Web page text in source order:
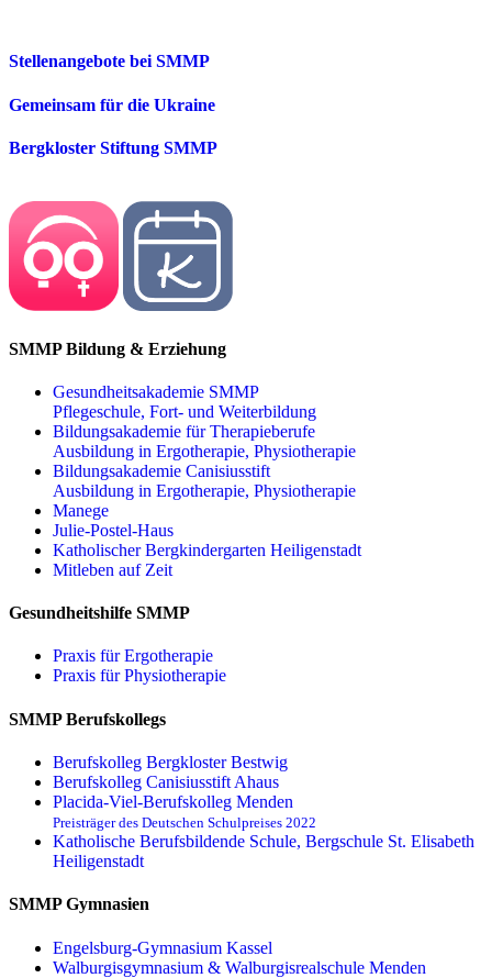
Stellenangebote bei SMMP
Gemeinsam für die Ukraine
Bergkloster Stiftung SMMP
SMMP Bildung & Erziehung
Gesundheitsakademie SMMP
Pflegeschule, Fort- und Weiterbildung
Bildungsakademie für Therapieberufe
Ausbildung in Ergotherapie, Physiotherapie
Bildungsakademie Canisiusstift
Ausbildung in Ergotherapie, Physiotherapie
Manege
Julie-Postel-Haus
Katholischer Bergkindergarten Heiligenstadt
Mitleben auf Zeit
Gesundheitshilfe SMMP
Praxis für Ergo­therapie
Praxis für Physio­therapie
SMMP Berufskollegs
Berufskolleg Bergkloster Bestwig
Berufskolleg Canisiusstift Ahaus
Placida-Viel-Berufskolleg Menden
Preisträger des Deutschen Schulpreises 2022
Katholische Berufsbildende Schule, Bergschule St. Elisabeth
Heiligenstadt
SMMP Gymnasien
Engelsburg-Gymnasium Kassel
Walburgisgymnasium & Walburgisrealschule Menden